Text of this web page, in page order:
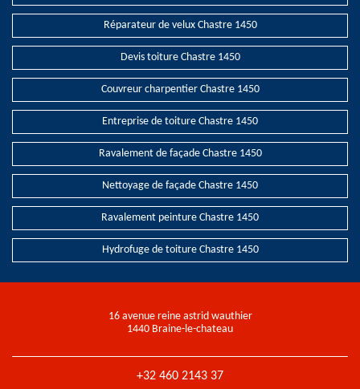
Réparateur de velux Chastre 1450
Devis toiture Chastre 1450
Couvreur charpentier Chastre 1450
Entreprise de toiture Chastre 1450
Ravalement de façade Chastre 1450
Nettoyage de façade Chastre 1450
Ravalement peinture Chastre 1450
Hydrofuge de toiture Chastre 1450
16 avenue reine astrid wauthier
1440 Braine-le-chateau
+32 460 2143 37